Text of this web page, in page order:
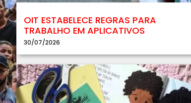
OIT ESTABELECE REGRAS PARA
TRABALHO EM APLICATIVOS
30/07/2026